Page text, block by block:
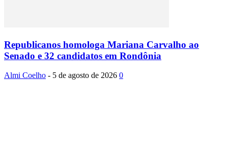
Republicanos homologa Mariana Carvalho ao
Senado e 32 candidatos em Rondônia
Almi Coelho - 5 de agosto de 2026 0